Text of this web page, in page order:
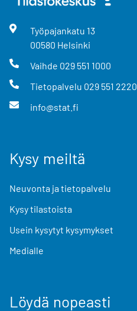
Työpajankatu 13
00580 Helsinki
Vaihde 029 551 1000
Tietopalvelu 029 551 2220
info@stat.fi
Kysy meiltä
Neuvonta ja tietopalvelu
Kysy tilastoista
Usein kysytyt kysymykset
Medialle
Löydä nopeasti